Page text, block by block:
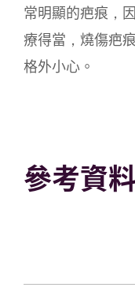
常明顯的疤痕，
療得當，燒傷疤
格外小心。
參考資